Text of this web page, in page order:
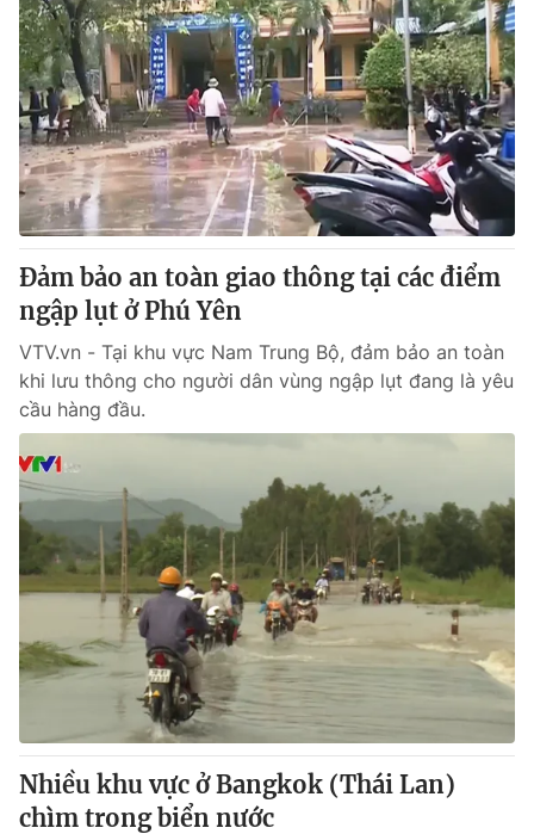
Đảm bảo an toàn giao thông tại các điểm
ngập lụt ở Phú Yên
VTV.vn - Tại khu vực Nam Trung Bộ, đảm bảo an toàn
khi lưu thông cho người dân vùng ngập lụt đang là yêu
cầu hàng đầu.
Nhiều khu vực ở Bangkok (Thái Lan)
chìm trong biển nước